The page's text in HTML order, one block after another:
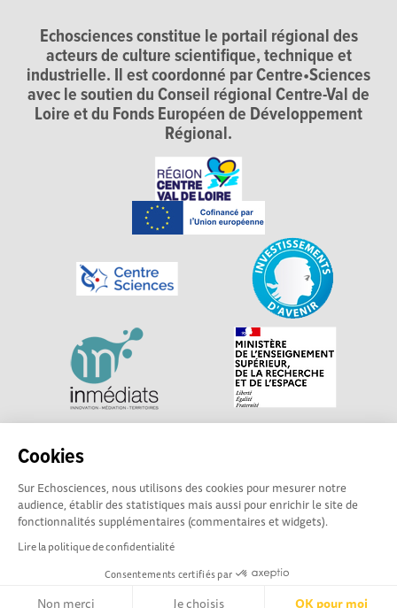
Cookies
Sur Echosciences, nous utilisons des cookies pour mesurer notre
audience, établir des statistiques mais aussi pour enrichir le site de
fonctionnalités supplémentaires (commentaires et widgets).
Lire la politique de confidentialité
Consentements certifiés par
Non merci Je choisis OK pour moi
Echosciences constitue le portail régional des
acteurs de culture scientifique, technique et
industrielle. Il est coordonné par Centre•Sciences
avec le soutien du Conseil régional Centre-Val de
Loire et du Fonds Européen de Développement
Régional.
Explorer, s’exprimer, rentrer en contact : Echosciences
sciences et de technologies du territoire. Propulsé par
Centre•Sciences/ Contact : echosciences@centre-
sciences.fr
Mentions légales|Politique de confidentialité
Ligne éditoriale